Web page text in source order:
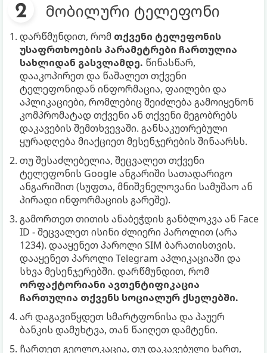
მობილური ტელეფონი
დარწმუნდით, რომ თქვენი ტელეფონის
უსაფრთხოების პარამეტრები ჩართულია
სახლიდან გასვლამდე. წინასწარ,
დააკოპირეთ და წაშალეთ თქვენი
ტელეფონიდან ინფორმაცია, ფაილები და
აპლიკაციები, რომლებიც შეიძლება გამოიყენონ
კომპრომატად თქვენი ან თქვენი მეგობრებს
დაკავების შემთხვევაში. განსაკუთრებული
ყურადღება მიაქციეთ მესენჯერების შინაარსს.
თუ შესაძლებელია, შეცვალეთ თქვენი
ტელეფონის Google ანგარიში სათადარიგო
ანგარიშით (სუფთა, მნიშვნელოვანი სამუშაო ან
პირადი ინფორმაციის გარეშე).
გამორთეთ თითის ანაბეჭდის განბლოკვა ან Face
ID - შეცვალეთ ისინი ძლიერი პაროლით (არა
1234). დააყენეთ პაროლი SIM ბარათისთვის.
დააყენეთ პაროლი Telegram აპლიკაციაში და
სხვა მესენჯერებში. დარწმუნდით, რომ
ორფაქტორიანი ავთენტიფიკაცია
ჩართულია თქვენს სოციალურ ქსელებში.
არ დაგავიწყდეთ სმარტფონისა და პაუერ
ბანკის დამუხტვა, თან წაიღეთ დამტენი.
ჩართეთ გეოლოკაცია, თუ დაკავებული ხართ,